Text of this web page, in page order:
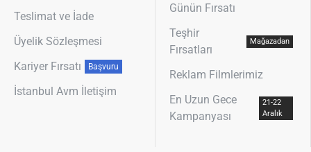
Teslimat ve İade
Üyelik Sözleşmesi
Kariyer Fırsatı
Başvuru
İstanbul Avm İletişim
Günün Fırsatı
Teşhir
Fırsatları
Mağazadan
Reklam Filmlerimiz
En Uzun Gece
Kampanyası
21-22
Aralık